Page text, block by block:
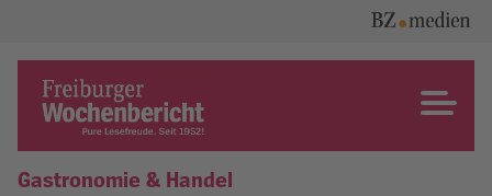
content
Freiburger Wochenbericht
Gastronomie & Handel